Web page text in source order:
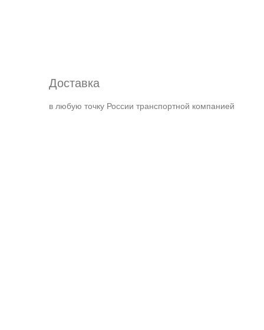
Доставка
в любую точку России транспортной компанией